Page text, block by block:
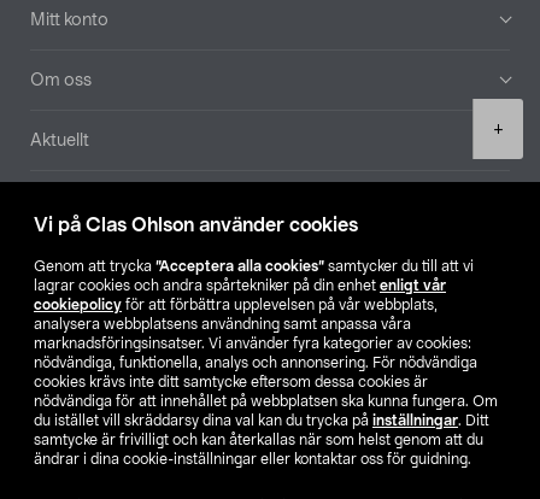
Vi på Clas Ohlson använder cookies
Genom att trycka ”Acceptera alla cookies” samtycker du till att vi
lagrar cookies och andra spårtekniker på din enhet enligt vår
cookiepolicy för att förbättra upplevelsen på vår webbplats,
analysera webbplatsens användning samt anpassa våra
marknadsföringsinsatser. Vi använder fyra kategorier av cookies:
nödvändiga, funktionella, analys och annonsering. För nödvändiga
cookies krävs inte ditt samtycke eftersom dessa cookies är
nödvändiga för att innehållet på webbplatsen ska kunna fungera. Om
du istället vill skräddarsy dina val kan du trycka på inställningar. Ditt
samtycke är frivilligt och kan återkallas när som helst genom att du
ändrar i dina cookie-inställningar eller kontaktar oss för guidning.
+
Mitt konto
Om oss
Aktuellt
Hitta butik
SE NO FI